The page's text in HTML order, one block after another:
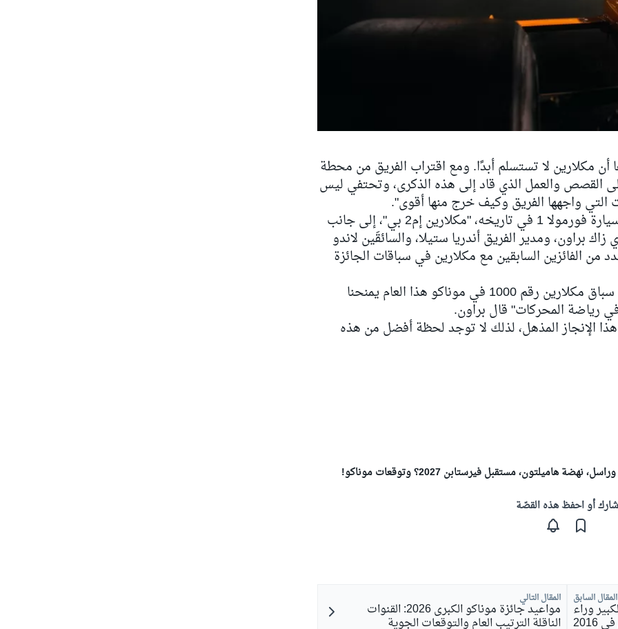
أن مكلارين لا تستسلم أبدًا. ومع اقتراب الفريق من محطة
الضوء على القصص والعمل الذي قاد إلى هذه الذكرى، وتحتفي ليس
التي واجهها الفريق وكيف خرج منها أقوى".
وسيستعرض الفريق يوم الخميس أول سيارة فورمولا 1 في تاريخه، "مكلارين إم2 بي"، إلى جانب
براون، ومدير الفريق أندريا ستيلا، والسائقَين لاندو
الفائزين السابقين مع مكلارين في سباقات الجائزة
"الاصطفاف على شبكة الانطلاق لخوض سباق مكلارين رقم 1000 في موناكو هذا العام يمنحنا
رياضة المحركات" قال براون.
الإنجاز المذهل، لذلك لا توجد لحظة أفضل من هذه
شارك أو احفظ هذه القصّة
المقال السابق
وراء
المقال التالي
مواعيد جائزة موناكو الكبرى 2026: القنوات
الناقلة الترتيب العام والتوقعات الجوية